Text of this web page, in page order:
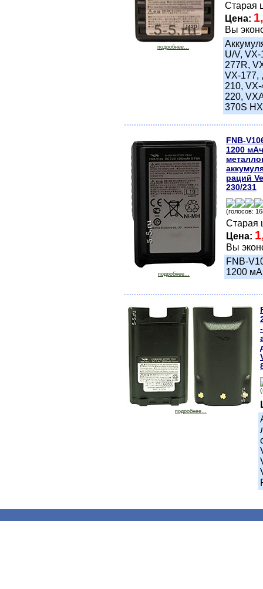
подробнее...
Старая
Цена:
Вы
U/V,
277R,
VX-177,
210,
220,
370S
подробнее...
FNB-
1200
раций
230/231
(голосов:
Старая
Цена:
Вы
FNB-
1200
подробнее...